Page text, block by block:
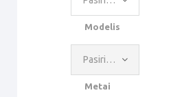
Modelis
Pasirinkti reikšmę
Metai